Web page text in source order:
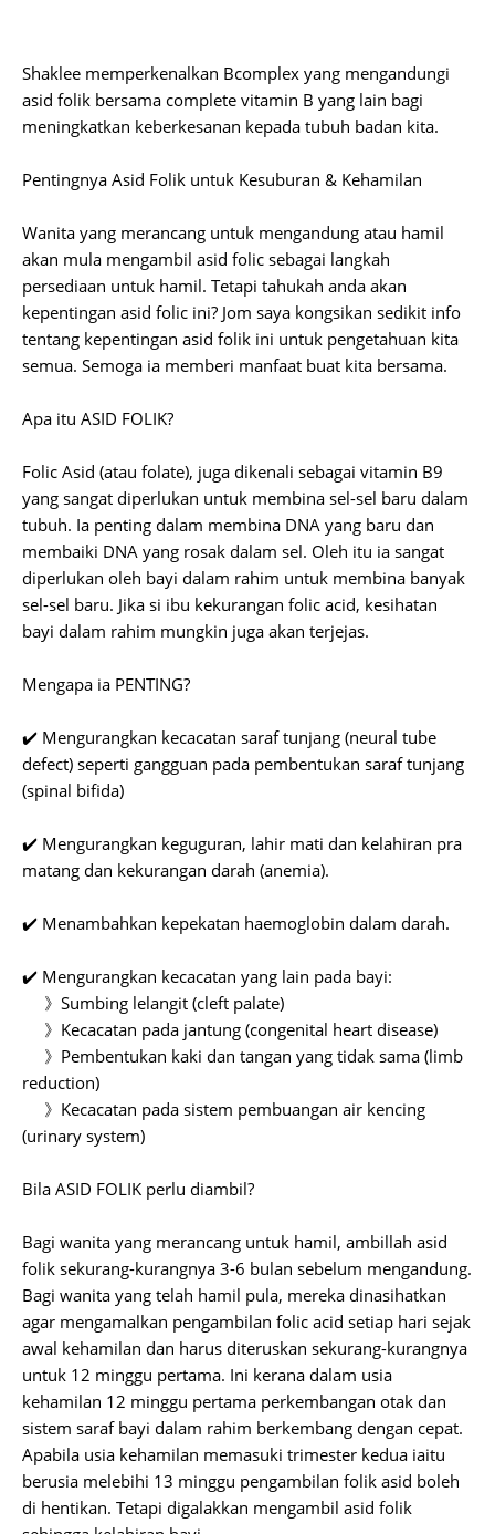
Shaklee memperkenalkan Bcomplex yang mengandungi
asid folik bersama complete vitamin B yang lain bagi
meningkatkan keberkesanan kepada tubuh badan kita.
Pentingnya Asid Folik untuk Kesuburan & Kehamilan
Wanita yang merancang untuk mengandung atau hamil
akan mula mengambil asid folic sebagai langkah
persediaan untuk hamil. Tetapi tahukah anda akan
kepentingan asid folic ini? Jom saya kongsikan sedikit info
tentang kepentingan asid folik ini untuk pengetahuan kita
semua. Semoga ia memberi manfaat buat kita bersama.
Apa itu ASID FOLIK?
Folic Asid (atau folate), juga dikenali sebagai vitamin B9
yang sangat diperlukan untuk membina sel-sel baru dalam
tubuh. Ia penting dalam membina DNA yang baru dan
membaiki DNA yang rosak dalam sel. Oleh itu ia sangat
diperlukan oleh bayi dalam rahim untuk membina banyak
sel-sel baru. Jika si ibu kekurangan folic acid, kesihatan
bayi dalam rahim mungkin juga akan terjejas.
Mengapa ia PENTING?
✔️ Mengurangkan kecacatan saraf tunjang (neural tube
defect) seperti gangguan pada pembentukan saraf tunjang
(spinal bifida)
✔️ Mengurangkan keguguran, lahir mati dan kelahiran pra
matang dan kekurangan darah (anemia).
✔️ Menambahkan kepekatan haemoglobin dalam darah.
✔️ Mengurangkan kecacatan yang lain pada bayi:
》Sumbing lelangit (cleft palate)
》Kecacatan pada jantung (congenital heart disease)
》Pembentukan kaki dan tangan yang tidak sama (limb
reduction)
》Kecacatan pada sistem pembuangan air kencing
(urinary system)
Bila ASID FOLIK perlu diambil?
Bagi wanita yang merancang untuk hamil, ambillah asid
folik sekurang-kurangnya 3-6 bulan sebelum mengandung.
Bagi wanita yang telah hamil pula, mereka dinasihatkan
agar mengamalkan pengambilan folic acid setiap hari sejak
awal kehamilan dan harus diteruskan sekurang-kurangnya
untuk 12 minggu pertama. Ini kerana dalam usia
kehamilan 12 minggu pertama perkembangan otak dan
sistem saraf bayi dalam rahim berkembang dengan cepat.
Apabila usia kehamilan memasuki trimester kedua iaitu
berusia melebihi 13 minggu pengambilan folik asid boleh
di hentikan. Tetapi digalakkan mengambil asid folik